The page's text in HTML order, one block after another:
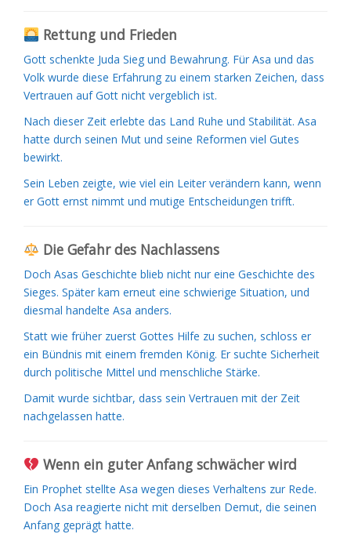
Rettung und Frieden
Gott schenkte Juda Sieg und Bewahrung. Für Asa und das
Volk wurde diese Erfahrung zu einem starken Zeichen, dass
Vertrauen auf Gott nicht vergeblich ist.
Nach dieser Zeit erlebte das Land Ruhe und Stabilität. Asa
hatte durch seinen Mut und seine Reformen viel Gutes
bewirkt.
Sein Leben zeigte, wie viel ein Leiter verändern kann, wenn
er Gott ernst nimmt und mutige Entscheidungen trifft.
Die Gefahr des Nachlassens
Doch Asas Geschichte blieb nicht nur eine Geschichte des
Sieges. Später kam erneut eine schwierige Situation, und
diesmal handelte Asa anders.
Statt wie früher zuerst Gottes Hilfe zu suchen, schloss er
ein Bündnis mit einem fremden König. Er suchte Sicherheit
durch politische Mittel und menschliche Stärke.
Damit wurde sichtbar, dass sein Vertrauen mit der Zeit
nachgelassen hatte.
Wenn ein guter Anfang schwächer wird
Ein Prophet stellte Asa wegen dieses Verhaltens zur Rede.
Doch Asa reagierte nicht mit derselben Demut, die seinen
Anfang geprägt hatte.